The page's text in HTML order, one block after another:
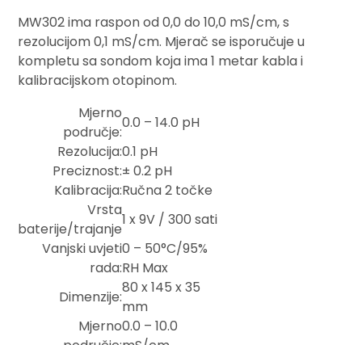
MW302 ima raspon od 0,0 do 10,0 mS/cm, s
rezolucijom 0,1 mS/cm. Mjerač se isporučuje u
kompletu sa sondom koja ima 1 metar kabla i
kalibracijskom otopinom.
Mjerno
područje:
0.0 – 14.0 pH
Rezolucija:0.1 pH
Preciznost:± 0.2 pH
Kalibracija:Ručna 2 točke
Vrsta
baterije/trajanje
1 x 9V / 300 sati
Vanjski uvjeti
rada:
0 – 50°C/95%
RH Max
Dimenzije:
80 x 145 x 35
mm
Mjerno0.0 – 10.0